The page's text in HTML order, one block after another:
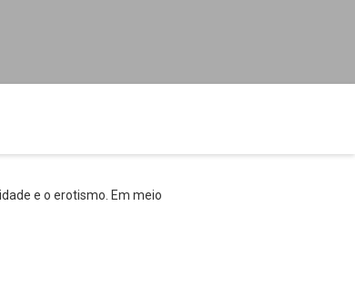
e o erotismo. Em meio